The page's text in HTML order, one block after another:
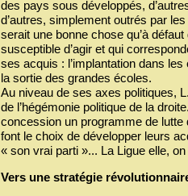
des pays sous développés,
d’autres, simplement outrés par
serait une bonne chose qu’à
susceptible d’agir et qui
ses acquis : l’implantation dans
la sortie des grandes écoles.
Au niveau de ses axes politiques,
de l’hégémonie politique de la
concession un programme de
font le choix de développer leurs
« son vrai parti »... La Ligue elle,
Vers une stratégie